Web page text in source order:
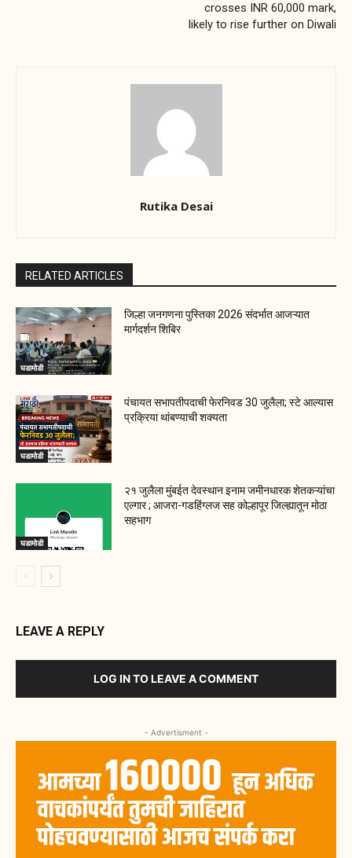
crosses INR 60,000 mark,
likely to rise further on Diwali
Rutika Desai
RELATED ARTICLES
घडामोडी
जिल्हा जनगणना पुस्तिका 2026 संदर्भात आजऱ्यात
मार्गदर्शन शिबिर
घडामोडी
पंचायत सभापतीपदाची फेरनिवड 30 जुलैला; स्टे आल्यास
प्रक्रिया थांबण्याची शक्यता
घडामोडी
२१ जुलैला मुंबईत देवस्थान इनाम जमीनधारक शेतकऱ्यांचा
एल्गार ; आजरा-गडहिंग्लज सह कोल्हापूर जिल्ह्यातून मोठा
सहभाग
LEAVE A REPLY
LOG IN TO LEAVE A COMMENT
- Advertisment -